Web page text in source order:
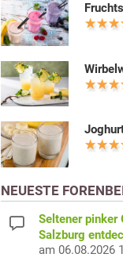
NEUESTE
Seltener pinker
Salzburg
am 06.08.2026